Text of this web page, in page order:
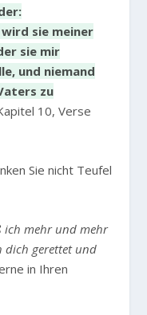
sie meiner
sie mir
und niemand
zu
10, Verse
Sie nicht Teufel
ich mehr und mehr
dich gerettet und
in Ihren